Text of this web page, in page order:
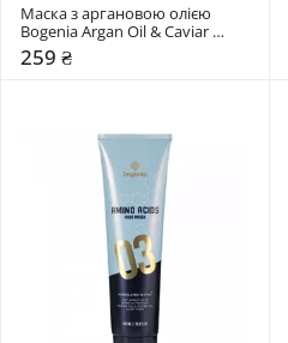
Маска з аргановою олією
Bogenia Argan Oil & Caviar
Extract
259 ₴